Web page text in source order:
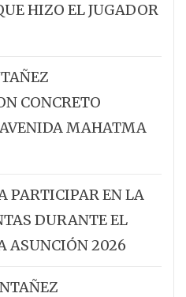
HIZO EL JUGADOR
CONCRETO
MAHATMA
PARTICIPAR EN LA
DURANTE EL
ASUNCIÓN 2026